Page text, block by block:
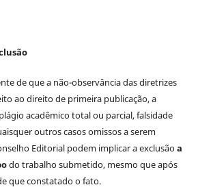
de que a não-observância das diretrizes
ao direito de primeira publicação, a
acadêmico total ou parcial, falsidade
outros casos omissos a serem
Editorial podem implicar a exclusãoa
do trabalho submetido, mesmo que após
que constatado o fato.